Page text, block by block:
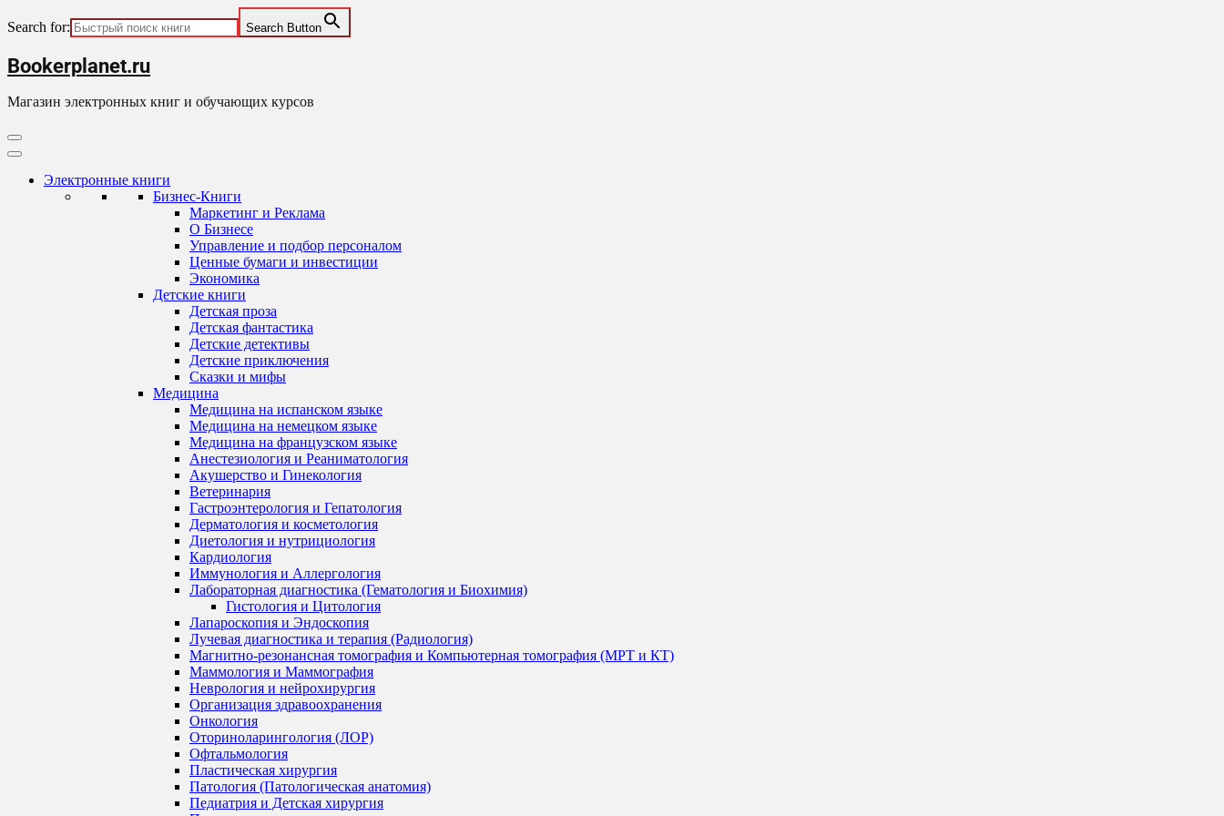
Search for: Search Button
Skip
to
content
Bookerplanet.ru
Магазин электронных книг и обучающих курсов
Primary
Menu
Электронные книги
Бизнес-Книги
Маркетинг и Реклама
О Бизнесе
Управление и подбор персоналом
Ценные бумаги и инвестиции
Экономика
Детские книги
Детская проза
Детская фантастика
Детские детективы
Детские приключения
Сказки и мифы
Медицина
Медицина на испанском языке
Медицина на немецком языке
Медицина на французском языке
Анестезиология и Реаниматология
Акушерство и Гинекология
Ветеринария
Гастроэнтерология и Гепатология
Дерматология и косметология
Диетология и нутрициология
Кардиология
Иммунология и Аллергология
Лабораторная диагностика (Гематология и Биохимия)
Гистология и Цитология
Лапароскопия и Эндоскопия
Лучевая диагностика и терапия (Радиология)
Магнитно-резонансная томография и Компьютерная томография (МРТ и КТ)
Маммология и Маммография
Неврология и нейрохирургия
Организация здравоохранения
Онкология
Оториноларингология (ЛОР)
Офтальмология
Пластическая хирургия
Патология (Патологическая анатомия)
Педиатрия и Детская хирургия